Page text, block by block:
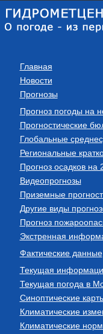
Главная
Новости
Прогнозы
Прогноз погоды на
Прогностические
Глобальные
Региональные
Прогноз осадков на
Видеопрогнозы
Приземные
Другие виды
Прогноз
Экстренная
Фактические данные
Текущая
Текущая погода в
Синоптические
Климатические
Климатические